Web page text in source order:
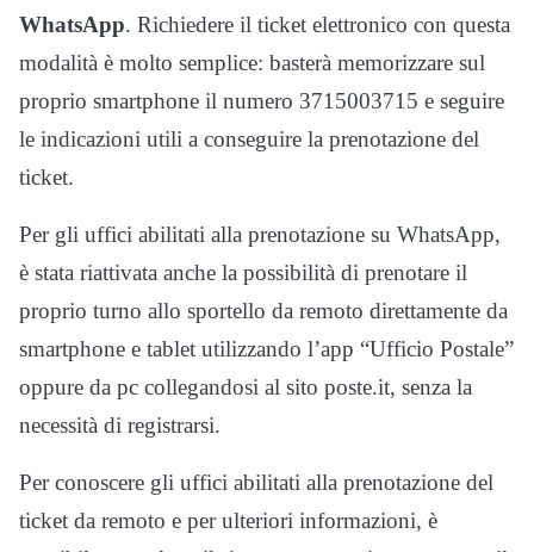
WhatsApp. Richiedere il ticket elettronico con questa
modalità è molto semplice: basterà memorizzare sul
proprio smartphone il numero 3715003715 e seguire
le indicazioni utili a conseguire la prenotazione del
ticket.
Per gli uffici abilitati alla prenotazione su WhatsApp,
è stata riattivata anche la possibilità di prenotare il
proprio turno allo sportello da remoto direttamente da
smartphone e tablet utilizzando l’app “Ufficio Postale”
oppure da pc collegandosi al sito poste.it, senza la
necessità di registrarsi.
Per conoscere gli uffici abilitati alla prenotazione del
ticket da remoto e per ulteriori informazioni, è